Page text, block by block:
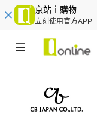
京站ｉ購物
立刻使用官方APP